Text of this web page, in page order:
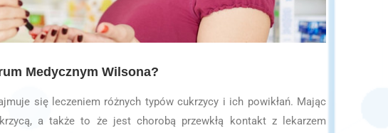
Medycznym Wilsona?
się leczeniem różnych typów cukrzycy i ich powikłań. Mając
a także to że jest chorobą przewkłą kontakt z lekarzem